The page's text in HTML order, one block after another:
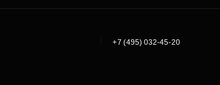
+7 (495) 032-45-20